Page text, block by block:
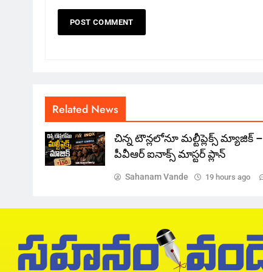
Related News
చిన్న టౌన్లలోనూ మల్టీప్లెక్స్‌ మ్యాజిక్ –
పీవీఆర్ ఐనాక్స్ మాస్టర్ ప్లాన్
Sahanam Vande 19 hours ago